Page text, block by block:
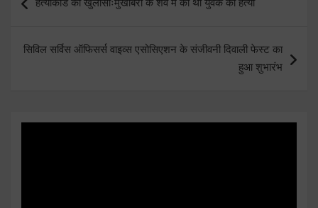
navigation
हत्याकांड का खुलासाःमुखबिरी के शव में की थी युवक की हत्या
सिविल सर्विस ऑफिसर्स वाइव्स एसोसिएशन के संजीवनी दिवाली फेस्ट का
हुआ शुभारंभ